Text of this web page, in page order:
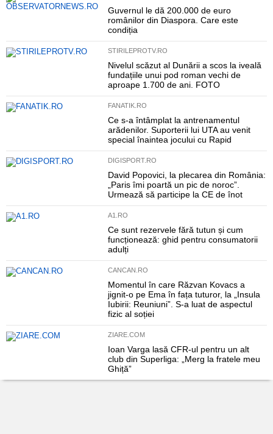
Guvernul le dă 200.000 de euro
românilor din Diaspora. Care este
condiția
STIRILEPROTV.RO
Nivelul scăzut al Dunării a scos la iveală
fundațiile unui pod roman vechi de
aproape 1.700 de ani. FOTO
FANATIK.RO
Ce s-a întâmplat la antrenamentul
arădenilor. Suporterii lui UTA au venit
special înaintea jocului cu Rapid
DIGISPORT.RO
David Popovici, la plecarea din România:
„Paris îmi poartă un pic de noroc”.
Urmează să participe la CE de înot
A1.RO
Ce sunt rezervele fără tutun și cum
funcționează: ghid pentru consumatorii
adulți
CANCAN.RO
Momentul în care Răzvan Kovacs a
jignit-o pe Ema în fața tuturor, la „Insula
Iubirii: Reuniuni”. S-a luat de aspectul
fizic al soției
ZIARE.COM
Ioan Varga lasă CFR-ul pentru un alt
club din Superliga: „Merg la fratele meu
Ghiță”